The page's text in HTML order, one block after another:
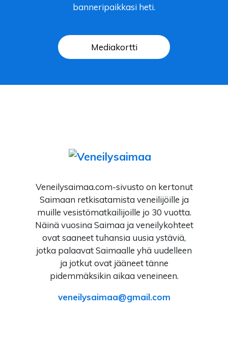
banneripaikkasi heti.
Mediakortti
Veneilysaimaa.com-sivusto on kertonut
Saimaan retkisatamista veneilijöille ja
muille vesistömatkailijoille jo 30 vuotta.
Näinä vuosina Saimaa ja veneilykohteet
ovat saaneet tuhansia uusia ystäviä,
jotka palaavat Saimaalle yhä uudelleen
ja jotkut ovat jääneet tänne
pidemmäksikin aikaa veneineen.
veneilysaimaa
gmail.com